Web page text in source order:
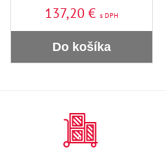
137,20 € s DPH
Do košíka